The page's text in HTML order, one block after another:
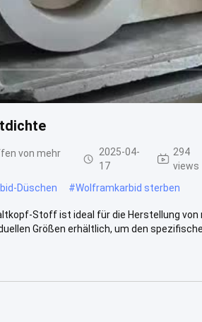
von mehr
2025-04-
17
294
views
Düschen #Wolframkarbid sterben
Stoff ist ideal für die Herstellung
Größen erhältlich, um den